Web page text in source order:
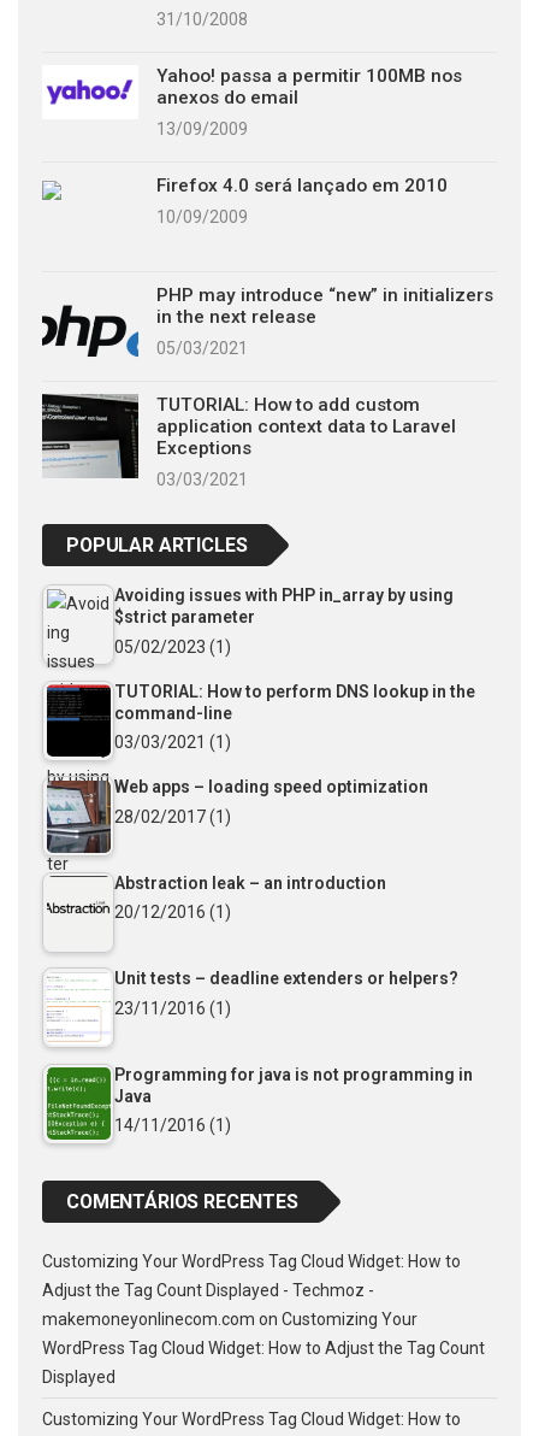
31/10/2008
Yahoo! passa a permitir 100MB nos
anexos do email
13/09/2009
Firefox 4.0 será lançado em 2010
10/09/2009
PHP may introduce “new” in initializers
in the next release
05/03/2021
TUTORIAL: How to add custom
application context data to Laravel
Exceptions
03/03/2021
POPULAR ARTICLES
Avoiding issues with PHP in_array by using
$strict parameter
05/02/2023 (1)
TUTORIAL: How to perform DNS lookup in the
command-line
03/03/2021 (1)
Web apps – loading speed optimization
28/02/2017(1)
Abstraction leak – an introduction
20/12/2016 (1)
Unit tests – deadline extenders or helpers?
23/11/2016 (1)
Programming for java is not programming in
Java
14/11/2016 (1)
COMENTÁRIOS RECENTES
Customizing Your WordPress Tag Cloud Widget: How to
Adjust the Tag Count Displayed - Techmoz -
makemoneyonlinecom.com on Customizing Your
WordPress Tag Cloud Widget: How to Adjust the Tag Count
Displayed
Customizing Your WordPress Tag Cloud Widget: How to